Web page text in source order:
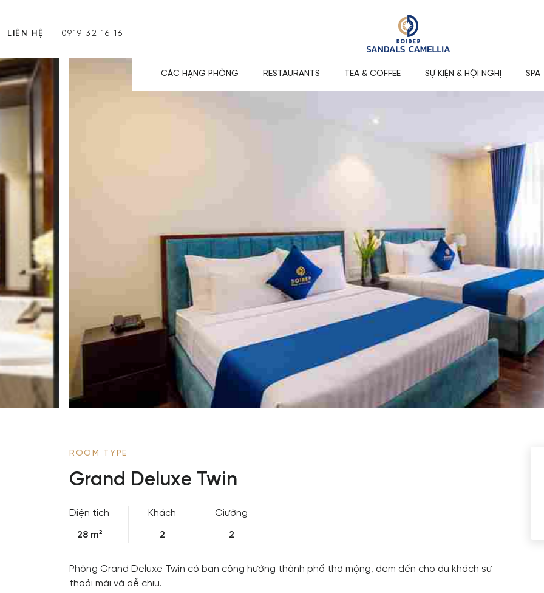
LIÊN HỆ 0919 32 16 16
CÁC HẠNG PHÒNG RESTAURANTS TEA & COFFEE SỰ KIỆN & HỘI NGHỊ SPA
ROOM TYPE
Grand Deluxe Twin
Diện tích
28 m²
Khách
2
Giường
2
Phòng Grand Deluxe Twin có ban công hướng thành phố thơ mộng, đem đến cho du khách sự
thoải mái và dễ chịu.